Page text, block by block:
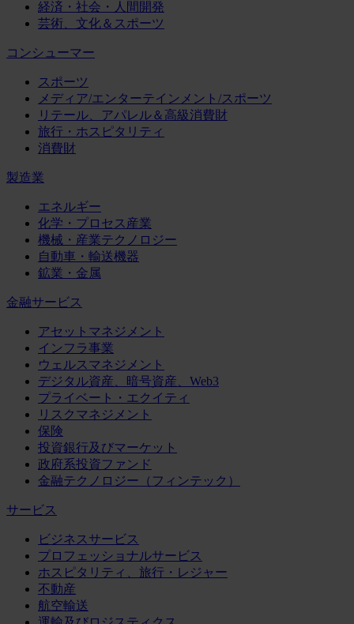
経済・社会・人間開発
芸術、文化＆スポーツ
コンシューマー
スポーツ
メディア/エンターテインメント/スポーツ
リテール、アパレル＆高級消費財
旅行・ホスピタリティ
消費財
製造業
エネルギー
化学・プロセス産業
機械・産業テクノロジー
自動車・輸送機器
鉱業・金属
金融サービス
アセットマネジメント
インフラ事業
ウェルスマネジメント
デジタル資産、暗号資産、Web3
プライベート・エクイティ
リスクマネジメント
保険
投資銀行及びマーケット
政府系投資ファンド
金融テクノロジー（フィンテック）
サービス
ビジネスサービス
プロフェッショナルサービス
ホスピタリティ、旅行・レジャー
不動産
航空輸送